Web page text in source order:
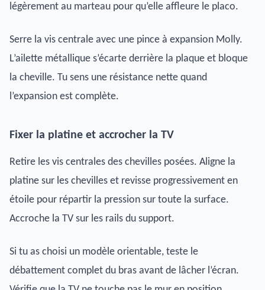
légèrement au marteau pour qu’elle affleure le placo.
Serre la vis centrale avec une pince à expansion Molly.
L’ailette métallique s’écarte derrière la plaque et bloque
la cheville. Tu sens une résistance nette quand
l’expansion est complète.
Fixer la platine et accrocher la TV
Retire les vis centrales des chevilles posées. Aligne la
platine sur les chevilles et revisse progressivement en
étoile pour répartir la pression sur toute la surface.
Accroche la TV sur les rails du support.
Si tu as choisi un modèle orientable, teste le
débattement complet du bras avant de lâcher l’écran.